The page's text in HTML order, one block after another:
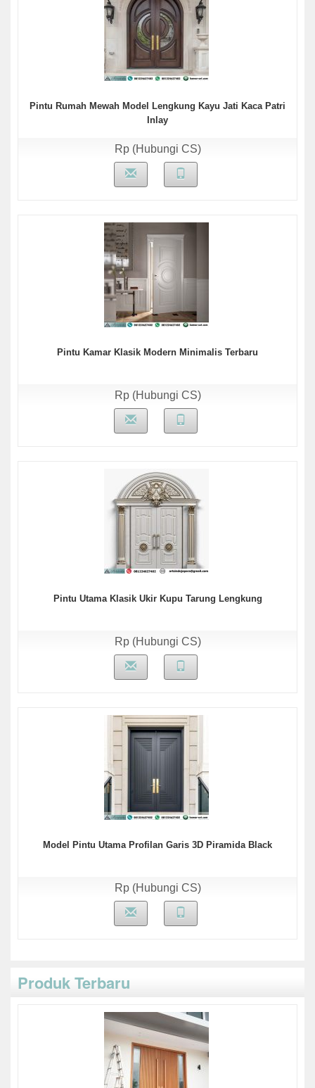
Pintu Rumah Mewah Model Lengkung Kayu Jati Kaca Patri
Inlay
Rp (Hubungi CS)
Pintu Kamar Klasik Modern Minimalis Terbaru
Rp (Hubungi CS)
Pintu Utama Klasik Ukir Kupu Tarung Lengkung
Rp (Hubungi CS)
Model Pintu Utama Profilan Garis 3D Piramida Black
Rp (Hubungi CS)
Produk Terbaru